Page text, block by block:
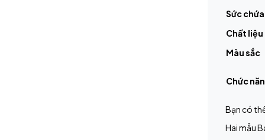
Sức chứa
Chất liệu
Màu sắc
Chức
Bạn có
Hai mẫu